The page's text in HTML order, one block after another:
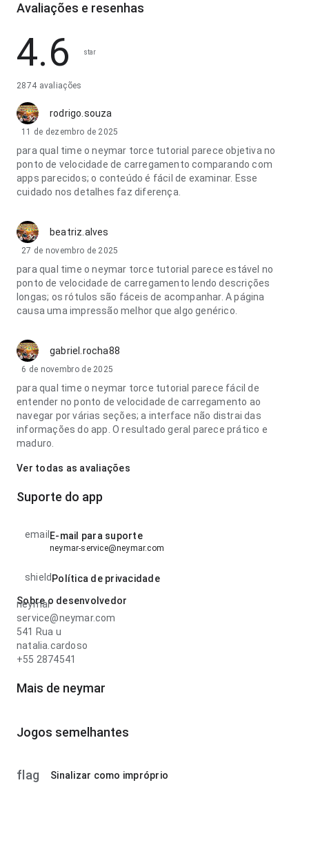
Avaliações e resenhas
4.6 star
2874 avaliações
rodrigo.souza
11 de dezembro de 2025
para qual time o neymar torce tutorial parece objetiva no
ponto de velocidade de carregamento comparando com
apps parecidos; o conteúdo é fácil de examinar. Esse
cuidado nos detalhes faz diferença.
beatriz.alves
27 de novembro de 2025
para qual time o neymar torce tutorial parece estável no
ponto de velocidade de carregamento lendo descrições
longas; os rótulos são fáceis de acompanhar. A página
causa uma impressão melhor que algo genérico.
gabriel.rocha88
6 de novembro de 2025
para qual time o neymar torce tutorial parece fácil de
entender no ponto de velocidade de carregamento ao
navegar por várias seções; a interface não distrai das
informações do app. O resultado geral parece prático e
maduro.
Ver todas as avaliações
Suporte do app
email E-mail para suporte
neymar-service@neymar.com
shield Política de privacidade
Sobre o desenvolvedor
neymar
service@neymar.com
541 Rua u
natalia.cardoso
+55 2874541
Mais de neymar
Jogos semelhantes
flag Sinalizar como impróprio